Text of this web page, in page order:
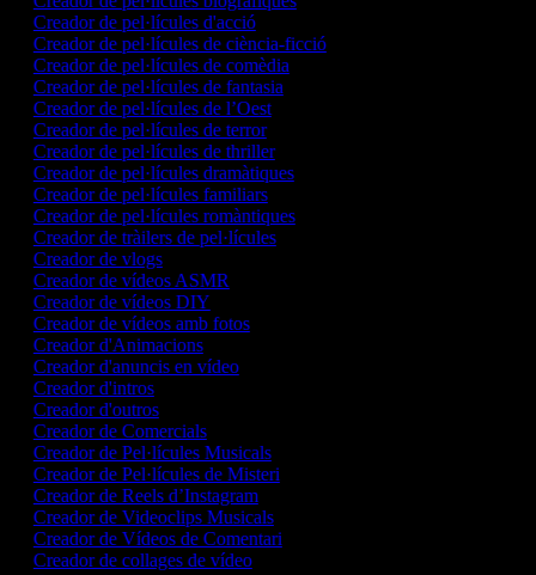
Creador de pel·lícules d'acció
Creador de pel·lícules de ciència-ficció
Creador de pel·lícules de comèdia
Creador de pel·lícules de fantasia
Creador de pel·lícules de l’Oest
Creador de pel·lícules de terror
Creador de pel·lícules de thriller
Creador de pel·lícules dramàtiques
Creador de pel·lícules familiars
Creador de pel·lícules romàntiques
Creador de tràilers de pel·lícules
Creador de vlogs
Creador de vídeos ASMR
Creador de vídeos DIY
Creador de vídeos amb fotos
Creador d'Animacions
Creador d'anuncis en vídeo
Creador d'intros
Creador d'outros
Creador de Comercials
Creador de Pel·lícules Musicals
Creador de Pel·lícules de Misteri
Creador de Reels d’Instagram
Creador de Videoclips Musicals
Creador de Vídeos de Comentari
Creador de collages de vídeo